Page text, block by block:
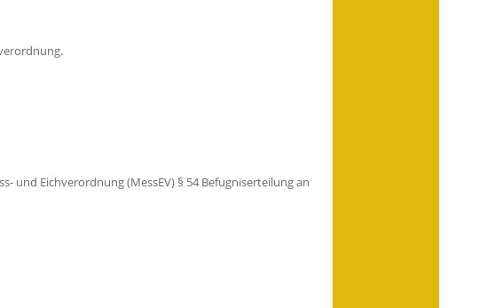
und Eichverordnung (MessEV) § 54 Befugniserteilung an